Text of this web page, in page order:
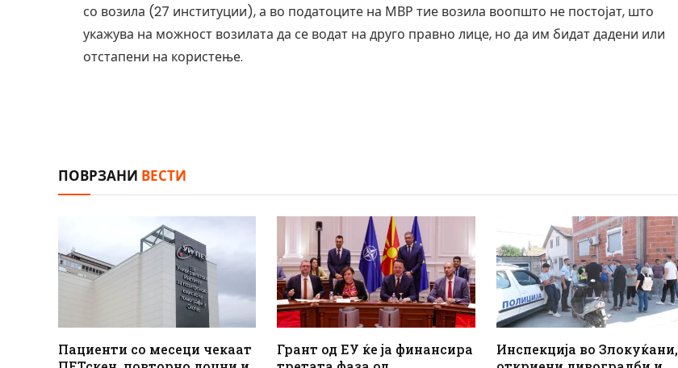
со возила (27 институции), а во податоците на МВР тие возила воопшто не постојат, што
укажува на можност возилата да се водат на друго правно лице, но да им бидат дадени или
отстапени на користење.
ПОВРЗАНИ ВЕСТИ
Пациенти со месеци чекаат
Грант од ЕУ ќе ја финансира
Инспекција во Злокуќани,